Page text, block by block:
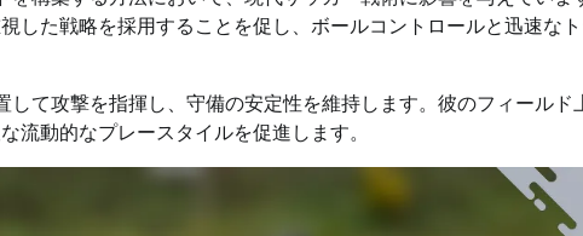
した戦略を採用することを促し、ボールコントロールと迅速な
て攻撃を指揮し、守備の安定性を維持します。彼のフィールド
流動的なプレースタイルを促進します。